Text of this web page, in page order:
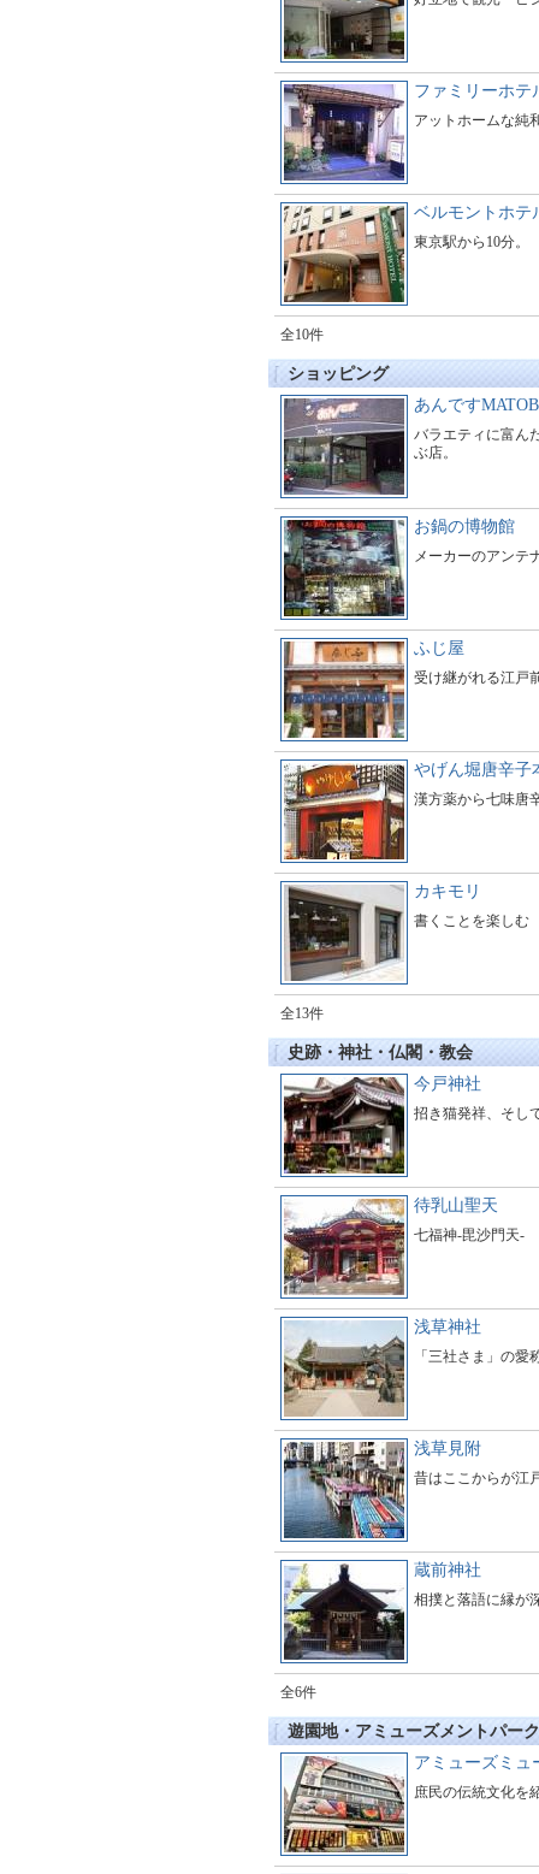
ファミリーホテ
アットホームな純
ベルモントホテ
東京駅から10分。
全10件
ショッピング
あんです
バラエティに富ん
ぶ店。
お鍋の博物館
メーカーのアンテ
ふじ屋
受け継がれる江戸
やげん堀唐辛
漢方薬から七味唐
カキモリ
書くことを楽しむ
全13件
史跡・神社・仏閣・教会
今戸神社
招き猫発祥、そし
待乳山聖天
七福神-毘沙門天-
浅草神社
「三社さま」の愛
浅草見附
昔はここからが江
蔵前神社
相撲と落語に縁が
全6件
遊園地・アミューズメントパーク
アミューズミュ
庶民の伝統文化を